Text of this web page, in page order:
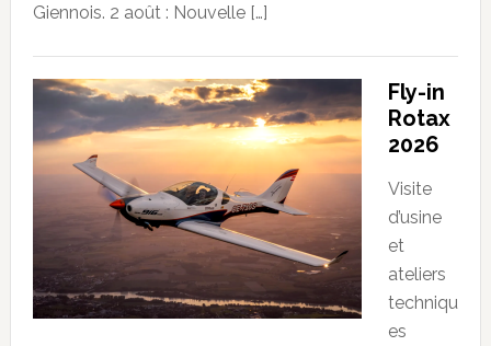
Giennois. 2 août : Nouvelle […]
Fly-in
Rotax
2026
Visite
d’usine
et
ateliers
techniqu
es